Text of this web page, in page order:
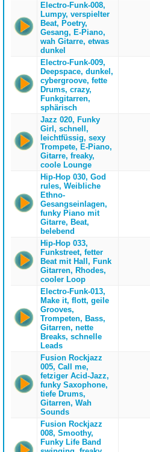
Electro-Funk-008,
Lumpy, verspielter
Beat, Poetry,
Gesang, E-Piano,
wah Gitarre, etwas
dunkel
Electro-Funk-009,
Deepspace, dunkel,
cybergroove, fette
Drums, crazy,
Funkgitarren,
sphärisch
Jazz 020, Funky
Girl, schnell,
leichtfüssig, sexy
Trompete, E-Piano,
Gitarre, freaky,
coole Lounge
Hip-Hop 030, God
rules, Weibliche
Ethno-
Gesangseinlagen,
funky Piano mit
Gitarre, Beat,
belebend
Hip-Hop 033,
Funkstreet, fetter
Beat mit Hall, Funk
Gitarren, Rhodes,
cooler Loop
Electro-Funk-013,
Make it, flott, geile
Grooves,
Trompeten, Bass,
Gitarren, nette
Breaks, schnelle
Leads
Fusion Rockjazz
005, Call me,
fetziger Acid-Jazz,
funky Saxophone,
tiefe Drums,
Gitarren, Wah
Sounds
Fusion Rockjazz
008, Smoothy,
Funky Life Band